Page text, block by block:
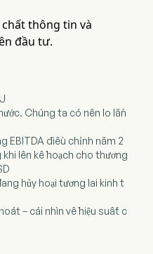
thông tin và
đầu tư.
Chúng ta có nên lo lắn
EBITDA điều chỉnh năm 2
lên kế hoạch cho thương
hủy hoại tương lai kinh t
– cái nhìn về hiệu suất c